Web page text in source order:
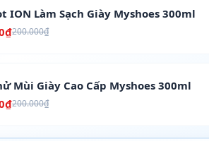
ION Làm Sạch Giày Myshoes 300ml
200.000₫
Mùi Giày Cao Cấp Myshoes 300ml
200.000₫